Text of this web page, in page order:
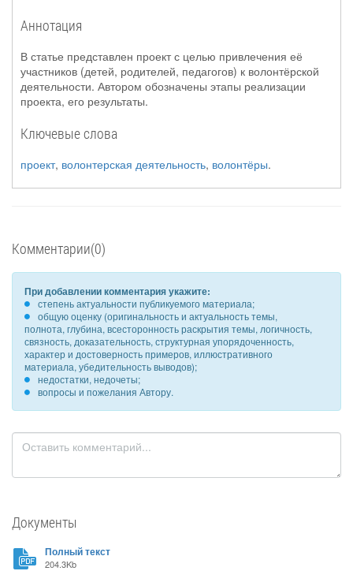
Аннотация
В статье представлен проект с целью привлечения её
участников (детей, родителей, педагогов) к волонтёрской
деятельности. Автором обозначены этапы реализации
проекта, его результаты.
Ключевые слова
проект, волонтерская деятельность, волонтёры.
Комментарии(0)
При добавлении комментария укажите:
степень актуальности публикуемого материала;
общую оценку (оригинальность и актуальность темы,
полнота, глубина, всесторонность раскрытия темы, логичность,
связность, доказательность, структурная упорядоченность,
характер и достоверность примеров, иллюстративного
материала, убедительность выводов);
недостатки, недочеты;
вопросы и пожелания Автору.
Документы
Полный текст
204.3Kb